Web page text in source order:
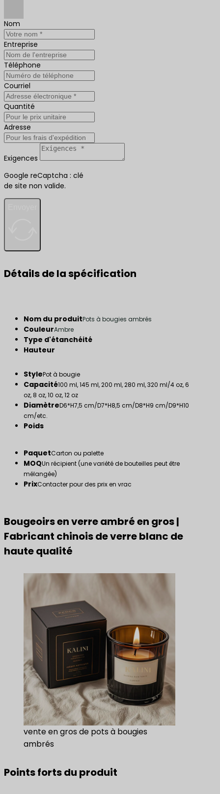
Nom
Entreprise
Téléphone
Courriel
Quantité
Adresse
Exigences
Google reCaptcha : clé
de site non valide.
Détails de la spécification
Nom du produitPots à bougies ambrés
CouleurAmbre
Type d'étanchéité
Hauteur
StylePot à bougie
Capacité100 ml, 145 ml, 200 ml, 280 ml, 320 ml/4 oz, 6
oz, 8 oz, 10 oz, 12 oz
DiamètreD6*H7,5 cm/D7*H8,5 cm/D8*H9 cm/D9*H10
cm/etc.
Poids
PaquetCarton ou palette
MOQUn récipient (une variété de bouteilles peut être
mélangée)
PrixContacter pour des prix en vrac
Bougeoirs en verre ambré en gros |
Fabricant chinois de verre blanc de
haute qualité
vente en gros de pots à bougies
ambrés
Points forts du produit